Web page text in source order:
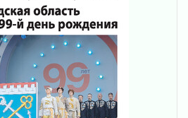
на перекрестках
потребление
карману